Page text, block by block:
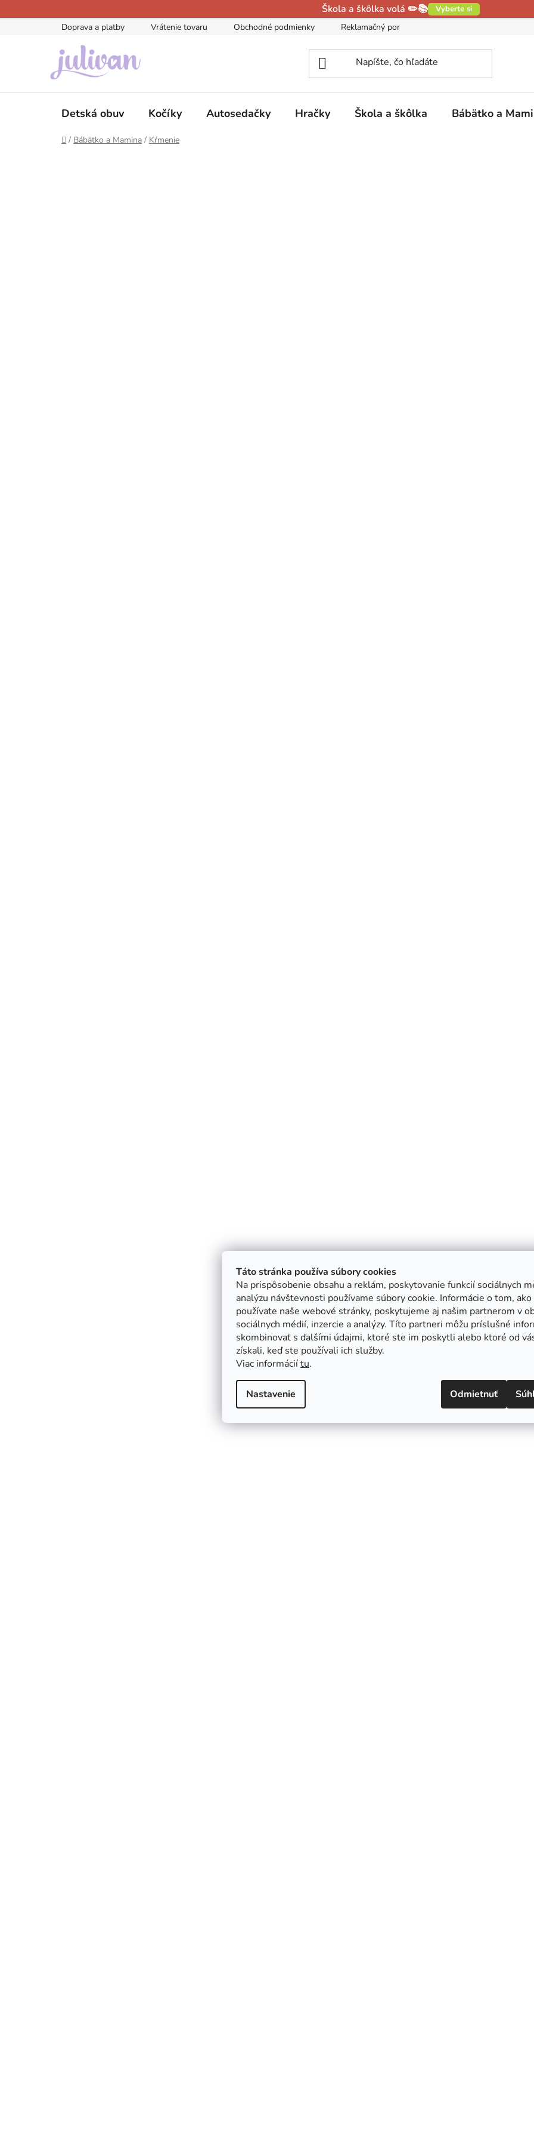
Táto stránka používa súbory cookies
Na prispôsobenie obsahu a reklám, poskytovanie funkcií sociálnych
analýzu návštevnosti používame súbory cookie. Informácie o tom, ako
používate naše webové stránky, poskytujeme aj našim partnerom v
sociálnych médií, inzercie a analýzy. Títo partneri môžu príslušné
skombinovať s ďalšími údajmi, ktoré ste im poskytli alebo ktoré od
získali, keď ste používali ich služby.
Viac informáciítu.
Nastavenie Odmietnuť
na
Škola a škôlka volá ✏️📚 Vyberte si
Doprava a platby Vrátenie tovaru Obchodné podmienky Reklamačný poriadok
Detská obuv Kočíky Autosedačky Hračky Škola a škôlka Bábätko a
Domov
/ Bábätko a Mamina / Kŕmenie